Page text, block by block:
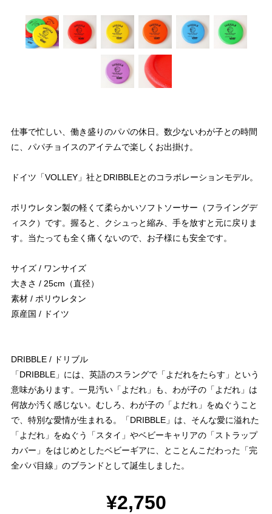
仕事で忙しい、働き盛りのパパの休日。数少ないわが子との時間
に、パパチョイスのアイテムで楽しくお出掛け。
ドイツ「VOLLEY」社とDRIBBLEとのコラボレーションモデル。
ポリウレタン製の軽くて柔らかいソフトソーサー（フライングデ
ィスク）です。握ると、クシュっと縮み、手を放すと元に戻りま
す。当たっても全く痛くないので、お子様にも安全です。
サイズ / ワンサイズ
大きさ / 25cm（直径）
素材 / ポリウレタン
原産国 / ドイツ
DRIBBLE / ドリブル
「DRIBBLE」には、英語のスラングで「よだれをたらす」という
意味があります。一見汚い「よだれ」も、わが子の「よだれ」は
何故か汚く感じない。むしろ、わが子の「よだれ」をぬぐうこと
で、特別な愛情が生まれる。「DRIBBLE」は、そんな愛に溢れた
「よだれ」をぬぐう「スタイ」やベビーキャリアの「ストラップ
カバー」をはじめとしたベビーギアに、とことんこだわった「完
全パパ目線」のブランドとして誕生しました。
¥2,750